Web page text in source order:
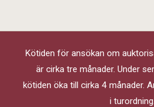
Kötiden för ansökan om
är cirka tre månader. Under
kötiden öka till cirka 4 månader.
i turordning.